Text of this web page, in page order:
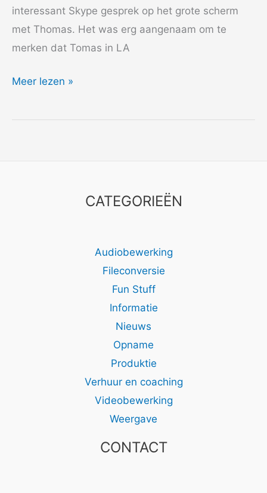
interessant Skype gesprek op het grote scherm
met Thomas. Het was erg aangenaam om te
merken dat Tomas in LA
2016
King
Meer lezen »
CATEGORIEËN
Audiobewerking
Fileconversie
Fun Stuff
Informatie
Nieuws
Opname
Produktie
Verhuur en coaching
Videobewerking
Weergave
CONTACT